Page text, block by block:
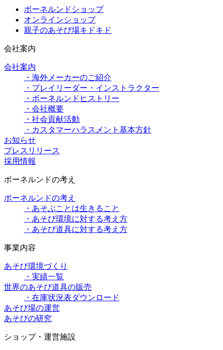
ボーネルンドショップ
オンラインショップ
親子のあそび場キドキド
会社案内
会社案内
・海外メーカーのご紹介
・プレイリーダー・インストラクター
・ボーネルンドヒストリー
・会社概要
・社会貢献活動
・カスタマーハラスメント基本方針
お知らせ
プレスリリース
採用情報
ボーネルンドの考え
ボーネルンドの考え
・あそぶことは生きること
・あそび環境に対する考え方
・あそび道具に対する考え方
事業内容
あそび環境づくり
・実績一覧
世界のあそび道具の販売
・在庫状況表ダウンロード
あそび場の運営
あそびの研究
ショップ・運営施設